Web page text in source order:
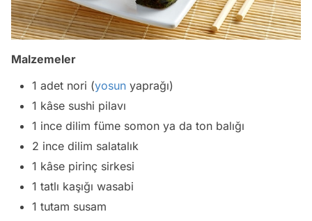
Malzemeler
1 adet nori (yosun yaprağı)
1 kâse sushi pilavı
1 ince dilim füme somon ya da ton balığı
2 ince dilim salatalık
1 kâse pirinç sirkesi
1 tatlı kaşığı wasabi
1 tutam susam